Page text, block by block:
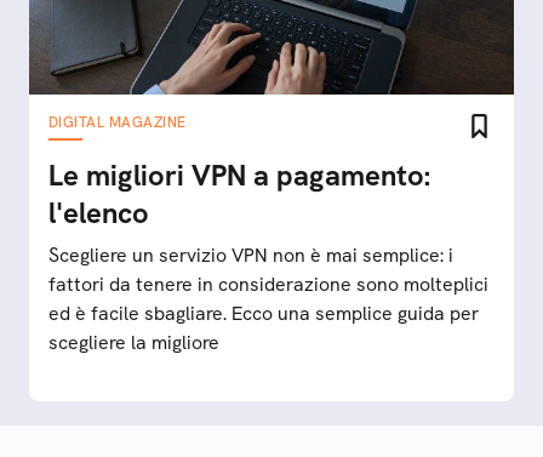
DIGITAL MAGAZINE
Le migliori VPN a pagamento:
l'elenco
Scegliere un servizio VPN non è mai semplice: i
fattori da tenere in considerazione sono molteplici
ed è facile sbagliare. Ecco una semplice guida per
scegliere la migliore